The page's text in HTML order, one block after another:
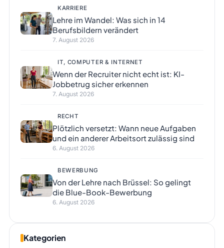
KARRIERE
Lehre im Wandel: Was sich in 14
Berufsbildern verändert
7. August 2026
IT, COMPUTER & INTERNET
Wenn der Recruiter nicht echt ist: KI-
Jobbetrug sicher erkennen
7. August 2026
RECHT
Plötzlich versetzt: Wann neue Aufgaben
und ein anderer Arbeitsort zulässig sind
6. August 2026
BEWERBUNG
Von der Lehre nach Brüssel: So gelingt
die Blue-Book-Bewerbung
6. August 2026
Kategorien